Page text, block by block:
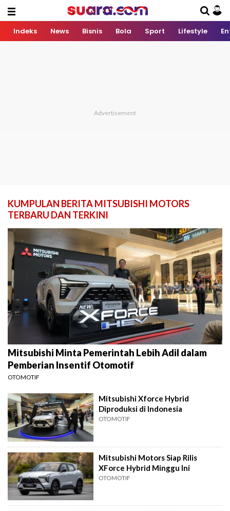
Indeks News Bisnis Bola Sport Lifestyle
KUMPULAN BERITA MITSUBISHI MOTORS
TERBARU DAN TERKINI
Mitsubishi Minta Pemerintah Lebih Adil dalam
Pemberian Insentif Otomotif
OTOMOTIF
Mitsubishi Xforce Hybrid
Diproduksi di Indonesia
OTOMOTIF
Mitsubishi Motors Siap Rilis
XForce Hybrid Minggu Ini
OTOMOTIF